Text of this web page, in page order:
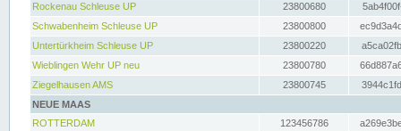
Rockenau Schleuse UP
23800680
Schwabenheim Schleuse UP
23800800
Untertürkheim Schleuse UP
23800220
Wieblingen Wehr UP neu
23800780
Ziegelhausen AMS
23800745
NEUE MAAS
ROTTERDAM
123456786